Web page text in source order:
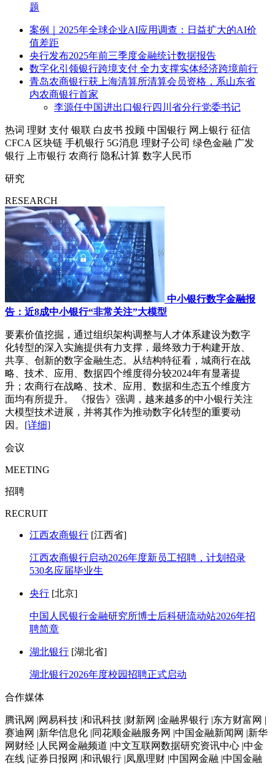
题
案例｜2025年全球企业AI应用调查：日益扩大的AI价
值差距
央行发布2025年前三季度金融统计数据报告
数字化引领银行跨境支付 全力支撑实体经济跨境前行
青岛农商银行获上海清算所清算会员资格，系山东省
内农商银行首家
李源任中国进出口银行四川省分行党委书记
热词 理财 支付 银联 白皮书 投顾 中国银行 网上银行 征信
CFCA 区块链 手机银行 5G消息 理财子公司 绿色金融 广发
银行
上市银行 农商行 隐私计算 数字人民币
研究
RESEARCH
中小银行数字金融报
告：近8成中小银行“非常关注”大模型
要素价值挖掘，通过组织架构调整与人才体系建设为数字
化转型的深入实施提供有力支撑，最终致力于构建开放、
共享、创新的数字金融生态。从结构特征看，城商行在战
略、技术、应用、数据四个维度得分较2024年有显著提
升；农商行在战略、技术、应用、数据和生态五个维度方
面均有所提升。 《报告》强调，越来越多的中小银行关注
大模型技术进展，并将其作为推动数字化转型的重要动
因。 [详细]
会议
MEETING
招聘
RECRUIT
江西农商银行 [江西省]
江西农商银行启动2026年度新员工招聘，计划招录
530名应届毕业生
央行 [北京]
中国人民银行金融研究所博士后科研流动站2026年招
聘简章
湖北银行 [湖北省]
湖北银行2026年度校园招聘正式启动
合作媒体
腾讯网 |网易科技 |和讯科技 |财新网 |金融界银行 |东方财富网 |
赛迪网 |新华信息化 |同花顺金融服务网 |中国金融新闻网 |新华
网财经 |人民网金融频道 |中文互联网数据研究资讯中心 |中金
在线 |证券日报网 |和讯银行 |凤凰理财 |中国网金融 |中国金融